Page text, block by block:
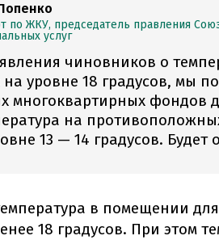
по ЖКУ, председатель правления
услуг
чиновников о
уровне 18 градусов, мы
многоквартирных фондов
на
13 — 14 градусов. Будет
в помещении
18 градусов. При этом